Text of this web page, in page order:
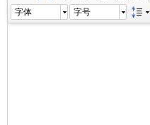
字体 字号